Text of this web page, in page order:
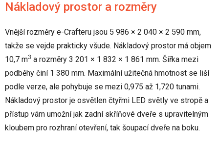
Nákladový prostor a rozměry
Vnější rozměry e-Crafteru jsou 5 986 × 2 040 × 2 590 mm,
takže se vejde prakticky všude. Nákladový prostor má objem
10,7 m3 a rozměry 3 201 × 1 832 × 1 861 mm. Šířka mezi
podběhy činí 1 380 mm. Maximální užitečná hmotnost se liší
podle verze, ale pohybuje se mezi 0,975 až 1,720 tunami.
Nákladový prostor je osvětlen čtyřmi LED světly ve stropě a
přístup vám umožní jak zadní skříňové dveře s upravitelným
kloubem pro rozhraní otevření, tak šoupací dveře na boku.